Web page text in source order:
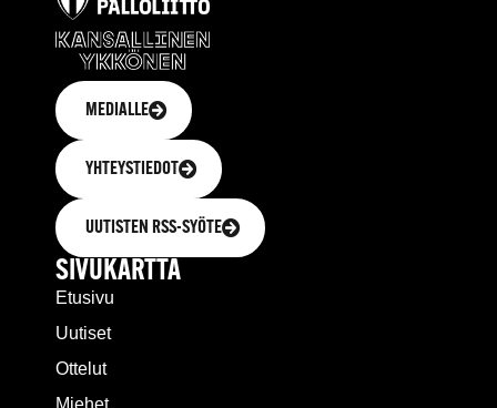
MEDIALLE
YHTEYSTIEDOT
UUTISTEN RSS-SYÖTE
SIVUKARTTA
Etusivu
Uutiset
Ottelut